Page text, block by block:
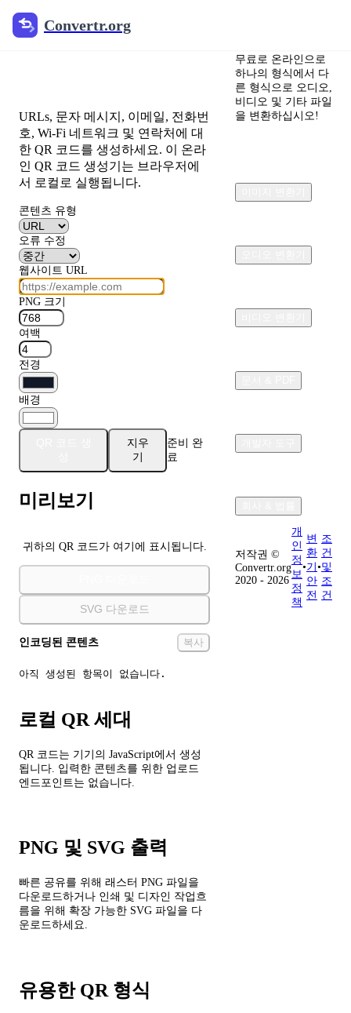
Convertr.org
무료 QR 코드 생
URLs, 문자 메시지, 이메일, 전화번
호, Wi-Fi 네트워크 및 연락처에 대
한 QR 코드를 생성하세요. 이 온라
인 QR 코드 생성기는 브라우저에
서 로컬로 실행됩니다.
콘텐츠 유형
오류 수정
웹사이트 URL
PNG 크기
여백
전경
배경
지우
기
준비 완
료
미리보기
귀하의 QR 코드가 여기에 표시됩니다.
SVG 다운로드
인코딩된 콘텐츠 복사
아직 생성된 항목이 없습니다.
로컬 QR 세대
QR 코드는 기기의 JavaScript에서 생성
됩니다. 입력한 콘텐츠를 위한 업로드
엔드포인트는 없습니다.
PNG 및 SVG 출력
빠른 공유를 위해 래스터 PNG 파일을
다운로드하거나 인쇄 및 디자인 작업흐
름을 위해 확장 가능한 SVG 파일을 다
운로드하세요.
유용한 QR 형식
무료로 온라인으로
하나의 형식에서 다
른 형식으로 오디오,
비디오 및 기타 파일
을 변환하십시오!
저작권 ©
Convertr.org
2020 - 2026
개
인
정
보
정
책
•
변
환
기
안
전
•
조
건
및
조
건